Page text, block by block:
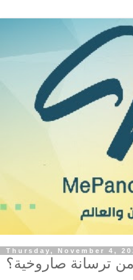
Thursday, November 4,
ترسانة صاروخية؟